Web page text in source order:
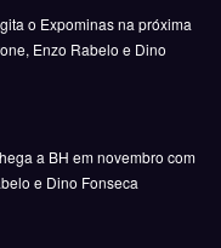
o Expominas na próxima
Enzo Rabelo e Dino
a BH em novembro com
e Dino Fonseca